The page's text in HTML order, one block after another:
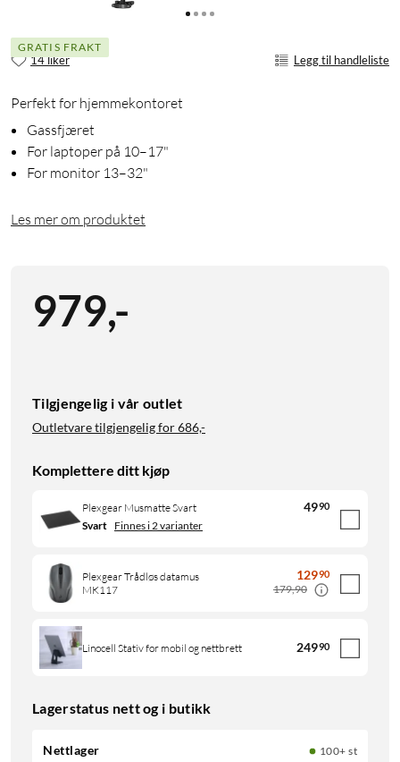
GRATIS FRAKT
14 liker Legg til handleliste
Perfekt for hjemmekontoret
Gassfjæret
For laptoper på 10–17"
For monitor 13–32"
Les mer om produktet
979,-
Tilgjengelig i vår outlet
Outletvare tilgjengelig for686,-
Komplettere ditt kjøp
Plexgear Musmatte Svart 4990
Svart Finnes i 2 varianter
Plexgear Trådløs datamus
MK117
12990
179,90
Linocell Stativ for mobil og nettbrett 24990
Lagerstatus nett og i butikk
Nettlager
100+ st